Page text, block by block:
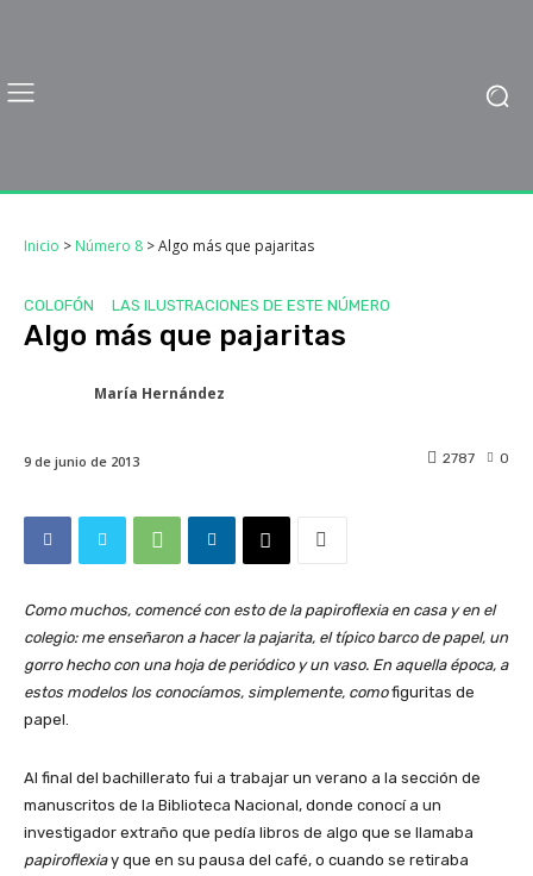
Inicio > Número 8 >Algo más que pajaritas
COLOFÓN LAS ILUSTRACIONES DE ESTE NÚMERO
Algo más que pajaritas
María Hernández
9 de junio de 2013 0
2787
Como muchos, comencé con esto de la papiroflexia en casa y en el
colegio: me enseñaron a hacer la pajarita, el típico barco de papel, un
gorro hecho con una hoja de periódico y un vaso. En aquella época, a
estos modelos los conocíamos, simplemente, comofiguritas de
papel.
Al final del bachillerato fui a trabajar un verano a la sección de
manuscritos de la Biblioteca Nacional, donde conocí a un
investigador extraño que pedía libros de algo que se llamaba
papiroflexiay que en su pausa del café, o cuando se retiraba